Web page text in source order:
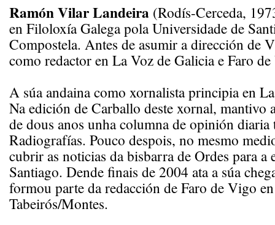
Ramón Vilar Landeira (Rodís-Cerceda,
en Filoloxía Galega pola Universidade de
Compostela. Antes de asumir a dirección de
como redactor en La Voz de Galicia e Faro
A súa andaina como xornalista principia en
Na edición de Carballo deste xornal, mantivo
de dous anos unha columna de opinión diaria
Radiografías. Pouco despois, no mesmo
cubrir as noticias da bisbarra de Ordes para a
Santiago. Dende finais de 2004 ata a súa
formou parte da redacción de Faro de Vigo
Tabeirós/Montes.